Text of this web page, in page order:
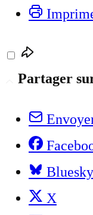
Partager
Bluesky
X